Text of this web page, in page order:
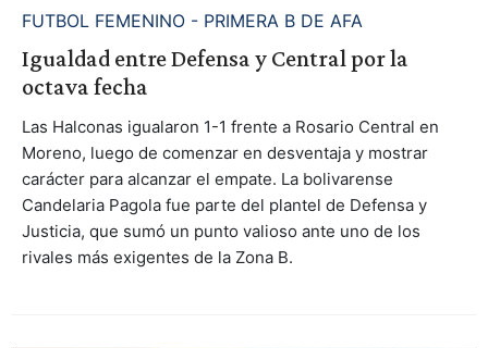
FUTBOL FEMENINO - PRIMERA B DE AFA
Igualdad entre Defensa y Central por la
octava fecha
Las Halconas igualaron 1-1 frente a Rosario Central en
Moreno, luego de comenzar en desventaja y mostrar
carácter para alcanzar el empate. La bolivarense
Candelaria Pagola fue parte del plantel de Defensa y
Justicia, que sumó un punto valioso ante uno de los
rivales más exigentes de la Zona B.